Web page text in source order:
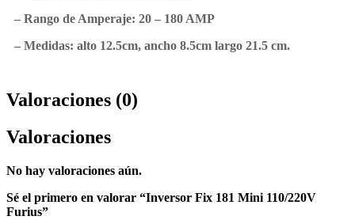
– Rango de Amperaje: 20 – 180 AMP
– Medidas: alto 12.5cm, ancho 8.5cm largo 21.5 cm.
Valoraciones (0)
Valoraciones
No hay valoraciones aún.
Sé el primero en valorar “Inversor Fix 181 Mini 110/220V
Furius”